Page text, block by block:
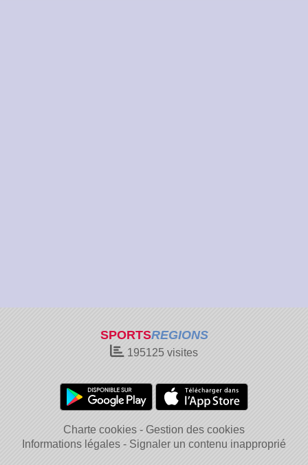
SPORTSREGIONS
195125 visites
Charte cookies
Gestion des cookies
Informations légales
Signaler un contenu inapproprié